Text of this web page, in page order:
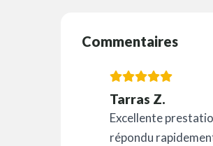
Commentaires
Tarras Z.
Excellente
répondu